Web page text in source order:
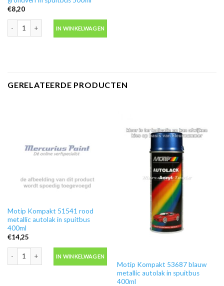
€8,20
Motip 04054 primer grijs grondverf in spuitbus 500ml aantal
IN WINKELWAGEN
GERELATEERDE PRODUCTEN
Motip Kompakt 51541 rood
metallic autolak in spuitbus
400ml
€14,25
Motip Kompakt 51541 rood metallic autolak in spuitbus 400ml aantal
IN WINKELWAGEN
Motip Kompakt 53687 blauw
metallic autolak in spuitbus
400ml